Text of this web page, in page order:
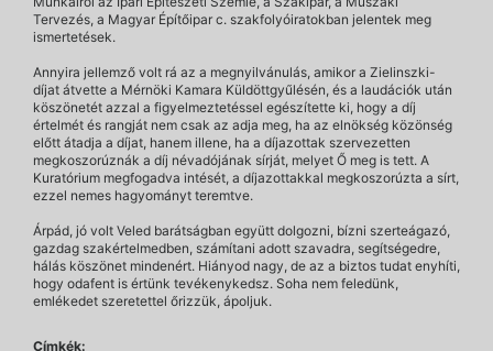
Tervezés, a Magyar Építőipar c. szakfolyóiratokban jelentek meg
ismertetések.
Annyira jellemző volt rá az a megnyilvánulás, amikor a Zielinszki-
díjat átvette a Mérnöki Kamara Küldöttgyűlésén, és a laudációk után
köszönetét azzal a figyelmeztetéssel egészítette ki, hogy a díj
értelmét és rangját nem csak az adja meg, ha az elnökség közönség
előtt átadja a díjat, hanem illene, ha a díjazottak szervezetten
megkoszorúznák a díj névadójának sírját, melyet Ő meg is tett. A
Kuratórium megfogadva intését, a díjazottakkal megkoszorúzta a sírt,
ezzel nemes hagyományt teremtve.
Árpád, jó volt Veled barátságban együtt dolgozni, bízni szerteágazó,
gazdag szakértelmedben, számítani adott szavadra, segítségedre,
hálás köszönet mindenért. Hiányod nagy, de az a biztos tudat enyhíti,
hogy odafent is értünk tevékenykedsz. Soha nem feledünk,
emlékedet szeretettel őrizzük, ápoljuk.
Címkék: